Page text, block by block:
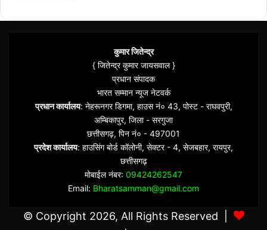
कुमार जितेन्द्र
{ जितेन्द्र कुमार जायसवाल }
प्रधान संपादक
भारत सम्मान न्यूज नेटवर्क
प्रधान कार्यालय: नेहरूनगर डिगमा, हाउस नं० 43, पोस्ट - राघवपुरी,
अम्बिकापुर, जिला - सरगुजा
छत्तीसगढ़, पिन नं० - 497001
प्रदेश कार्यालय: हाउसिंग बोर्ड कॉलोनी, सेक्टर - 4, सेजबहार, रायपुर,
छत्तीसगढ़
मोबाईल नंबर: 09424262547
Email: Bharatsamman@gmail.com
© Copyright 2026, All Rights Reserved |